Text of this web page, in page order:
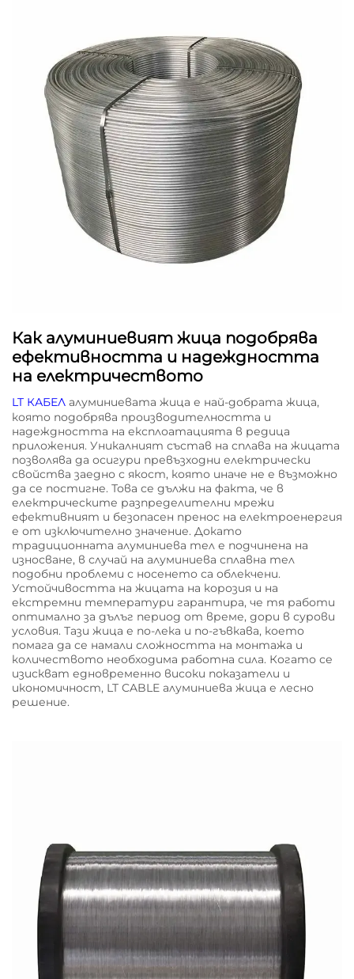
Как алуминиевият жица подобрява
ефективността и надеждността
на електричеството
LT КАБЕЛ алуминиевата жица е най-добрата жица,
която подобрява производителността и
надеждността на експлоатацията в редица
приложения. Уникалният състав на сплава на жицата
позволява да осигури превъзходни електрически
свойства заедно с якост, която иначе не е възможно
да се постигне. Това се дължи на факта, че в
електрическите разпределителни мрежи
ефективният и безопасен пренос на електроенергия
е от изключително значение. Докато
традиционната алуминиева тел е подчинена на
износване, в случай на алуминиева сплавна тел
подобни проблеми с носенето са облекчени.
Устойчивостта на жицата на корозия и на
екстремни температури гарантира, че тя работи
оптимално за дълъг период от време, дори в сурови
условия. Тази жица е по-лека и по-гъвкава, което
помага да се намали сложността на монтажа и
количеството необходима работна сила. Когато се
изискват едновременно високи показатели и
икономичност, LT CABLE алуминиева жица е лесно
решение.